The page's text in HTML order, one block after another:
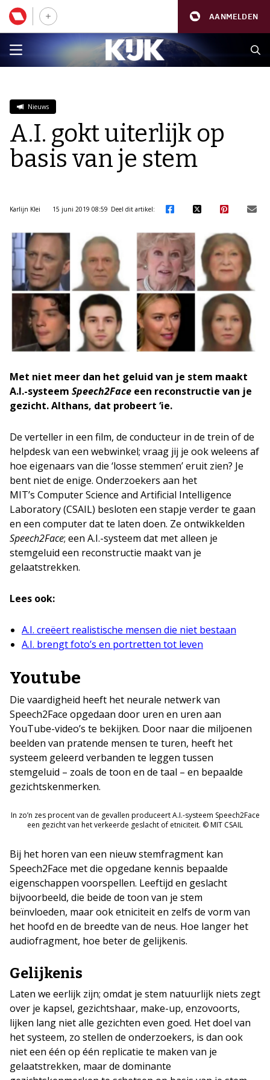
AANMELDEN
Nieuws
A.I. gokt uiterlijk op
basis van je stem
Karlijn Klei 15 juni 2019 08:59 Deel dit artikel:
Met niet meer dan het geluid van je stem maakt
A.I.-systeem Speech2Face een reconstructie van je
gezicht. Althans, dat probeert ‘ie.
De verteller in een film, de conducteur in de trein of de
helpdesk van een webwinkel; vraag jij je ook weleens af
hoe eigenaars van die ‘losse stemmen’ eruit zien? Je
bent niet de enige. Onderzoekers aan het
MIT’s Computer Science and Artificial Intelligence
Laboratory (CSAIL) besloten een stapje verder te gaan
en een computer dat te laten doen. Ze ontwikkelden
Speech2Face; een A.I.-systeem dat met alleen je
stemgeluid een reconstructie maakt van je
gelaatstrekken.
Lees ook:
A.I. creëert realistische mensen die niet bestaan
A.I. brengt foto’s en portretten tot leven
Youtube
Die vaardigheid heeft het neurale netwerk van
Speech2Face opgedaan door uren en uren aan
YouTube-video’s te bekijken. Door naar die miljoenen
beelden van pratende mensen te turen, heeft het
systeem geleerd verbanden te leggen tussen
stemgeluid – zoals de toon en de taal – en bepaalde
gezichtskenmerken.
In zo’n zes procent van de gevallen produceert A.I.-systeem Speech2Face
een gezicht van het verkeerde geslacht of etniciteit. © MIT CSAIL
Bij het horen van een nieuw stemfragment kan
Speech2Face met die opgedane kennis bepaalde
eigenschappen voorspellen. Leeftijd en geslacht
bijvoorbeeld, die beide de toon van je stem
beïnvloeden, maar ook etniciteit en zelfs de vorm van
het hoofd en de breedte van de neus. Hoe langer het
audiofragment, hoe beter de gelijkenis.
Gelijkenis
Laten we eerlijk zijn; omdat je stem natuurlijk niets zegt
over je kapsel, gezichtshaar, make-up, enzovoorts,
lijken lang niet alle gezichten even goed. Het doel van
het systeem, zo stellen de onderzoekers, is dan ook
niet een één op één replicatie te maken van je
gelaatstrekken, maar de dominante